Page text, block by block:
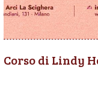
Corso di Lindy